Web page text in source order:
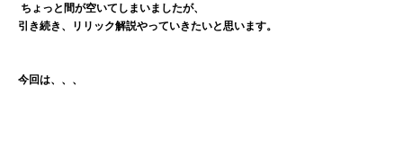
ちょっと間が空いてしまいましたが、
引き続き、リリック解説やっていきたいと思います。
今回は、、、